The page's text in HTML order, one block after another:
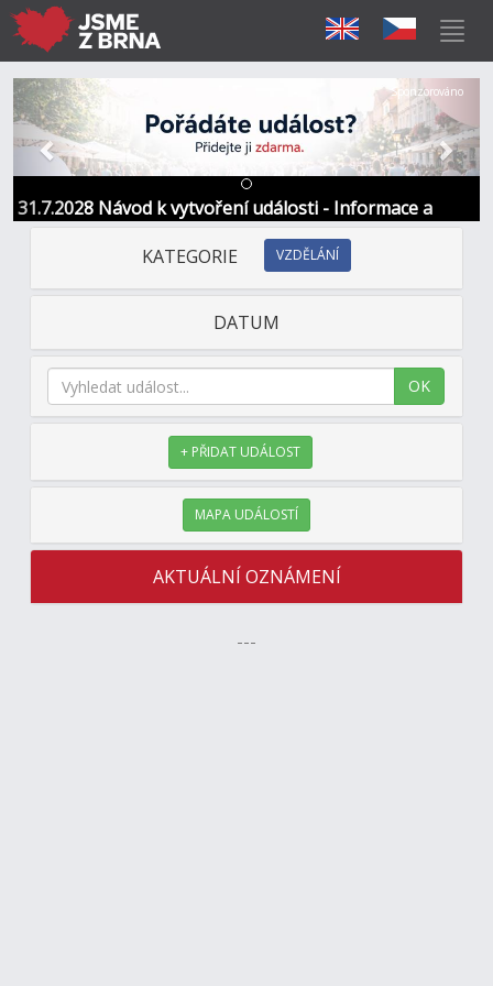
31.7.2028 Návod k vytvoření události - Informace a
kontakt
Předchozí Další
Sponzorováno
KATEGORIE VZDĚLÁNÍ
DATUM
OK
+ PŘIDAT UDÁLOST
MAPA UDÁLOSTÍ
AKTUÁLNÍ OZNÁMENÍ
---